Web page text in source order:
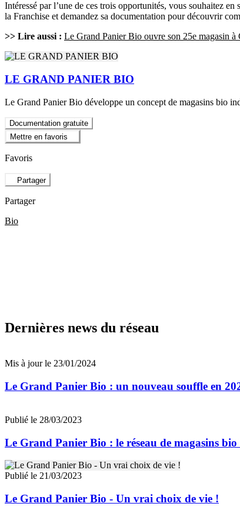
Intéressé par l’une de ces trois opportunités, vous souhaitez
la Franchise et demandez sa documentation pour découvrir
>> Lire aussi : Le Grand Panier Bio ouvre son 25e magasin à
LE GRAND PANIER BIO
Le Grand Panier Bio développe un concept de magasins bio
Documentation gratuite
Mettre en favoris
Favoris
Partager
Partager
Bio
Dernières news du réseau
Mis à jour le 23/01/2024
Le Grand Panier Bio : un nouveau souffle en
Publié le 28/03/2023
Le Grand Panier Bio : le réseau de magasins
Publié le 21/03/2023
Le Grand Panier Bio - Un vrai choix de vie !